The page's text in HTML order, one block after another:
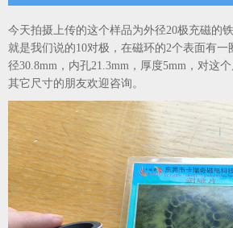
今天拍摄上传的这个样品为外径20极充磁的
就是我们说的10对极，在磁环的2个表面有
径30.8mm，内孔21.3mm，厚度5mm，对这
其它尺寸的朋友欢迎咨询。